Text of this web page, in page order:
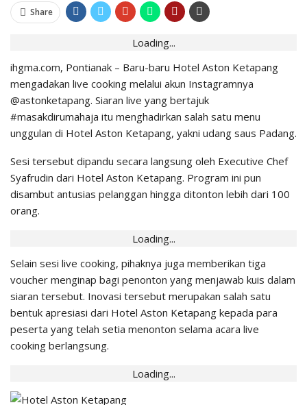
Share
Loading...
ihgma.com, Pontianak – Baru-baru Hotel Aston Ketapang
mengadakan live cooking melalui akun Instagramnya
@astonketapang. Siaran live yang bertajuk
#masakdirumahaja itu menghadirkan salah satu menu
unggulan di Hotel Aston Ketapang, yakni udang saus Padang.
Sesi tersebut dipandu secara langsung oleh Executive Chef
Syafrudin dari Hotel Aston Ketapang. Program ini pun
disambut antusias pelanggan hingga ditonton lebih dari 100
orang.
Loading...
Selain sesi live cooking, pihaknya juga memberikan tiga
voucher menginap bagi penonton yang menjawab kuis dalam
siaran tersebut. Inovasi tersebut merupakan salah satu
bentuk apresiasi dari Hotel Aston Ketapang kepada para
peserta yang telah setia menonton selama acara live
cooking berlangsung.
Loading...